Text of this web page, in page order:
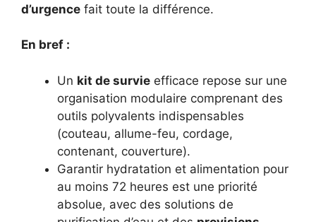
d’urgence fait toute la différence.
En bref :
Un kit de survie efficace repose sur une
organisation modulaire comprenant des
outils polyvalents indispensables
(couteau, allume-feu, cordage,
contenant, couverture).
Garantir hydratation et alimentation pour
au moins 72 heures est une priorité
absolue, avec des solutions de